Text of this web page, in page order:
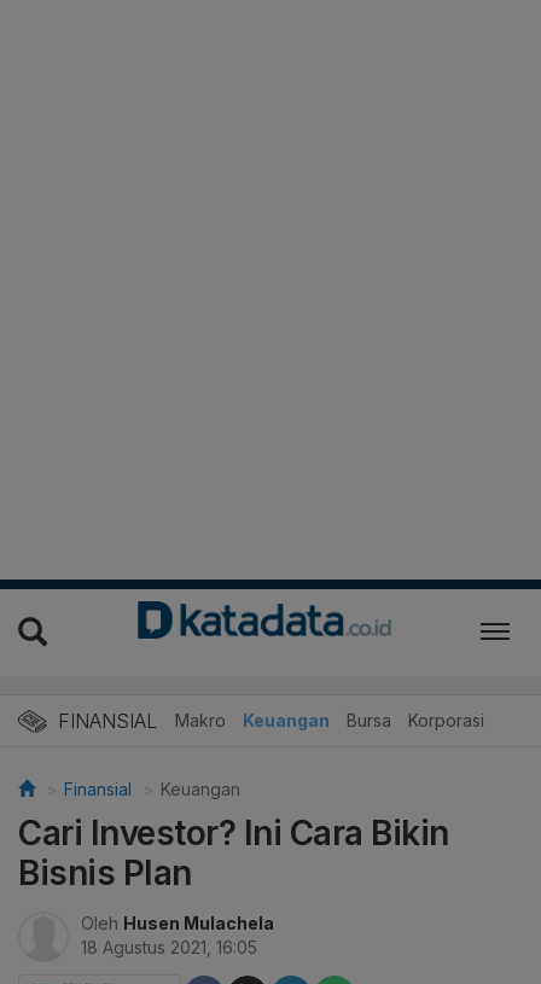
FINANSIAL Makro Keuangan Bursa Korporasi
Finansial Keuangan
Cari Investor? Ini Cara Bikin
Bisnis Plan
Oleh Husen Mulachela
18 Agustus 2021, 16:05